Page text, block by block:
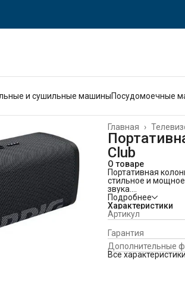
и сушильные машиныПосудомоечные
Главная ›
Club
О товаре
Портативная
стильное и мощное
звука.
Благодаря
насыщенное
Ее аккумулятор
защита IPX7
кратковременному
Функция
портативной
Bluetooth 5 версии
Подробнее
Характеристики
Артикул
Гарантия
Дополнительные
Все